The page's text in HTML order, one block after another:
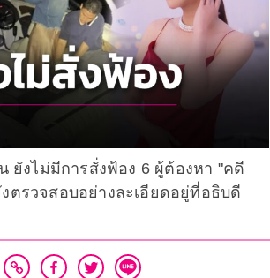
ยังไม่มีการสั่งฟ้อง 6 ผู้ต้องหา "คดี
ตรวจสอบอย่างละเอียดอยู่ที่อธิบดี